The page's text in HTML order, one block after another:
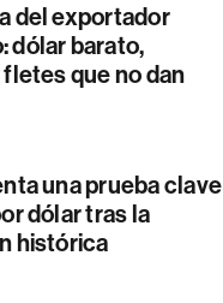
del exportador
dólar barato,
que no dan
una prueba clave
dólar tras la
histórica